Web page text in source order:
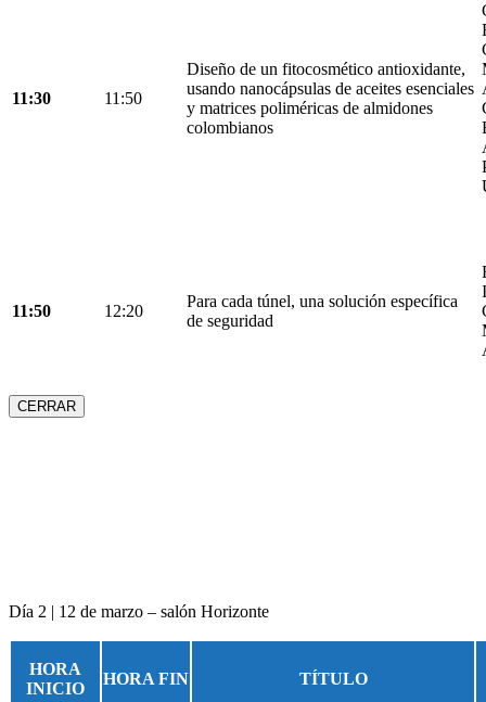
11:30 11:50
Diseño de un fitocosmético antioxidante,
usando nanocápsulas de aceites esenciales
y matrices poliméricas de almidones
colombianos
11:50 12:20
Para cada túnel, una solución específica
de seguridad
CERRAR
Día 2 | 12 de marzo – salón Horizonte
HORA
INICIO
HORA FIN TÍTULO